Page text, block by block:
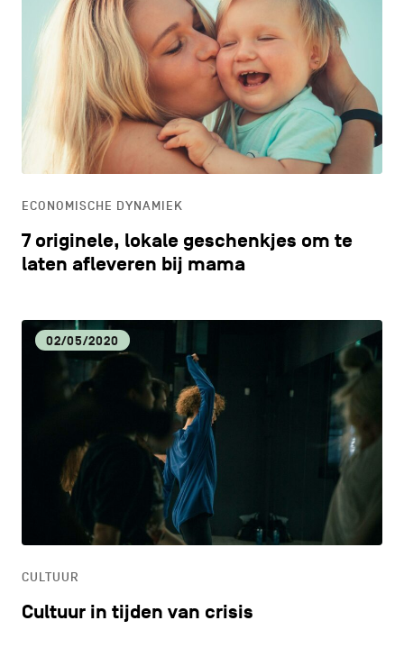
ECONOMISCHE DYNAMIEK
7 originele, lokale geschenkjes om te
laten afleveren bij mama
02/05/2020
CULTUUR
Cultuur in tijden van crisis